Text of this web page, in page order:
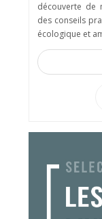
découverte de
des conseils
écologique et